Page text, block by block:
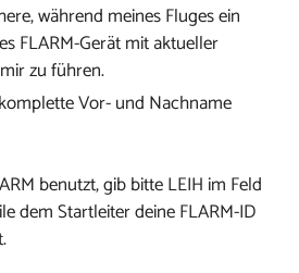
während meines Fluges ein
FLARM-Gerät mit aktueller
zu führen.
Vor- und Nachname
benutzt, gib bitte LEIH im Feld
dem Startleiter deine FLARM-ID